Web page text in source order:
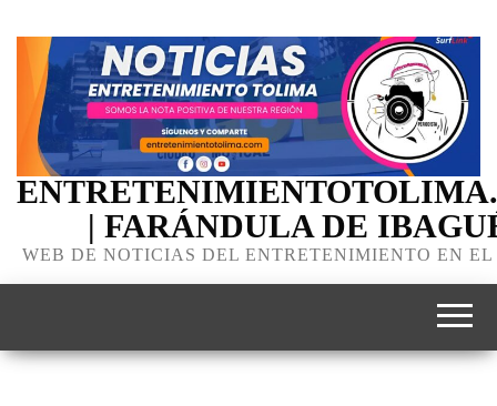
| FARÁNDULA DE
WEB DE NOTICIAS DEL ENTRETENIMIENTO EN